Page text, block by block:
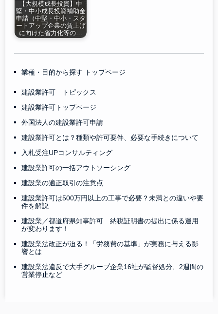
【大規模成長投資】中
堅・中小成長投資補助金
申請（中堅・中小・スタ
ートアップ企業の賃上げ
に向けた省力化等の…
業種・目的から探す トップページ
建設業許可 トピックス
建設業許可トップページ
外国法人の建設業許可申請
建設業許可とは？種類や許可要件、必要な手続きについて
入札受注UPコンサルティング
建設業許可の一括アウトソーシング
建設業の適正取引の注意点
建設業許可は500万円以上の工事で必要？未満との違いや要
件を解説
建設業／都道府県知事許可 納税証明書の提出に係る運用
が変わります！
建設業法改正が迫る！「労務費の基準」が実務に与える影
響とは
建設業法違反で大手グループ企業16社が監督処分、2週間の
営業停止など